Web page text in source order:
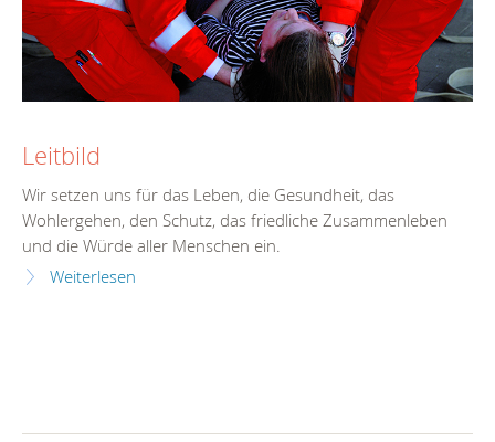
Leitbild
Wir setzen uns für das Leben, die Gesundheit, das
Wohlergehen, den Schutz, das friedliche Zusammenleben
und die Würde aller Menschen ein.
Weiterlesen